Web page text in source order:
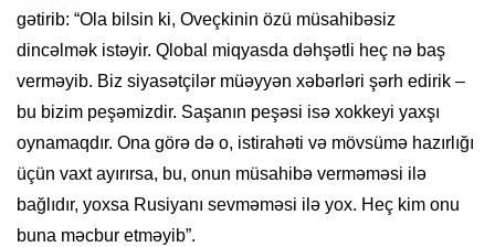
gətirib: “Ola bilsin ki, Oveçkinin özü müsahibəsiz
dincəlmək istəyir. Qlobal miqyasda dəhşətli heç nə baş
verməyib. Biz siyasətçilər müəyyən xəbərləri şərh edirik –
bu bizim peşəmizdir. Saşanın peşəsi isə xokkeyi yaxşı
oynamaqdır. Ona görə də o, istirahəti və mövsümə hazırlığı
üçün vaxt ayırırsa, bu, onun müsahibə verməməsi ilə
bağlıdır, yoxsa Rusiyanı sevməməsi ilə yox. Heç kim onu
buna məcbur etməyib”.